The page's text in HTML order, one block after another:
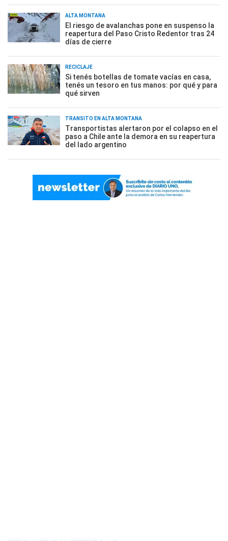
ALTA MONTAÑA
El riesgo de avalanchas pone en suspenso la
reapertura del Paso Cristo Redentor tras 24
días de cierre
RECICLAJE
Si tenés botellas de tomate vacías en casa,
tenés un tesoro en tus manos: por qué y para
qué sirven
TRÁNSITO EN ALTA MONTAÑA
Transportistas alertaron por el colapso en el
paso a Chile ante la demora en su reapertura
del lado argentino